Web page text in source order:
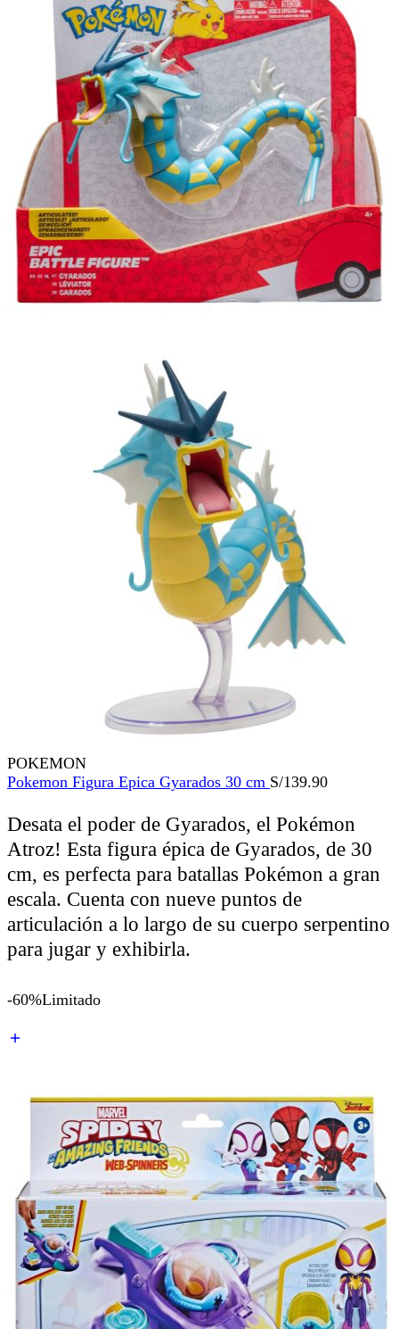
POKEMON
Pokemon Figura Epica Gyarados 30 cm S/139.90
Desata el poder de Gyarados, el Pokémon
Atroz! Esta figura épica de Gyarados, de 30
cm, es perfecta para batallas Pokémon a gran
escala. Cuenta con nueve puntos de
articulación a lo largo de su cuerpo serpentino
para jugar y exhibirla.
-60%Limitado